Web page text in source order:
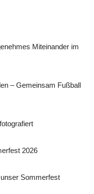
Miteinander im
– Gemeinsam Fußball
2026
Sommerfest